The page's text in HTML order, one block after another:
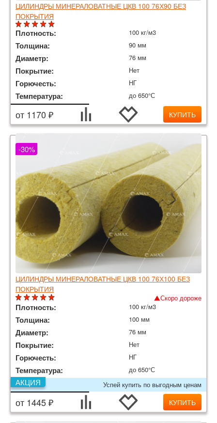
ЦИЛИНДРЫ МИНЕРАЛОВАТНЫЕ ЦКВ 100 76Х90 БЕЗ
ПОКРЫТИЯ
Плотность: 100 кг/м3
Толщина: 90 мм
Диаметр: 76 мм
Покрытие: Нет
Горючесть: НГ
Температура: до 650°С
от 1170 ₽ КУПИТЬ
ЦИЛИНДРЫ МИНЕРАЛОВАТНЫЕ ЦКВ 100 76Х100 БЕЗ
ПОКРЫТИЯ
-30%
Скоро дороже
Плотность: 100 кг/м3
Толщина: 100 мм
Диаметр: 76 мм
Покрытие: Нет
Горючесть: НГ
Температура:
до 650°С
Успей купить по выгодным ценам
АКЦИЯ
от 1445 ₽ КУПИТЬ